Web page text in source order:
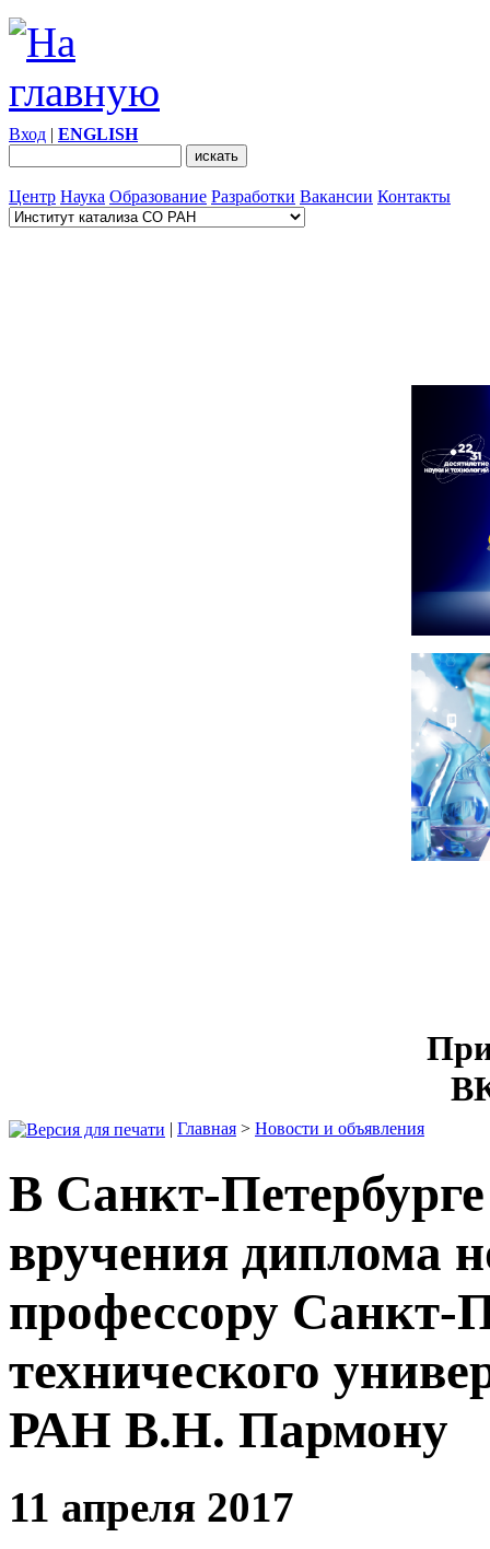
Вход | ENGLISH
Центр Наука Образование Разработки Вакансии Контакты
| Главная > Новости и объявления
В Санкт-
вручения диплома
профессору Санкт-
технического
РАН В.Н. Пармону
11 апреля 2017